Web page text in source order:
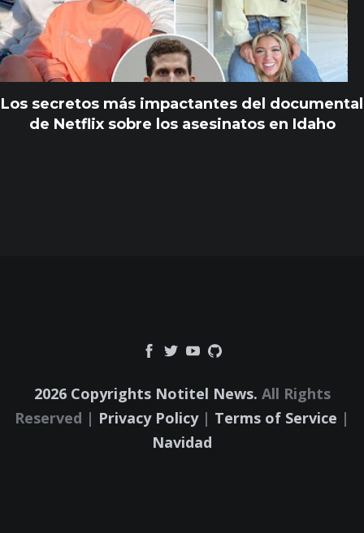
Los secretos más impactantes del documental
de Netflix sobre los asesinatos en Idaho
2026 Copyrights Notitel News. All Rights
Reserved | Privacy Policy| Terms of Service |
Navidad